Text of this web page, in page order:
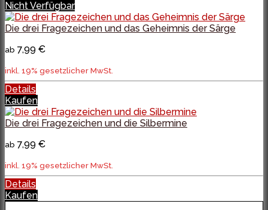
Nicht Verfügbar
Die drei Fragezeichen und das Geheimnis der Särge
ab 7,99 €
inkl. 19% gesetzlicher MwSt.
Details
Kaufen
Die drei Fragezeichen und die Silbermine
ab 7,99 €
inkl. 19% gesetzlicher MwSt.
Details
Kaufen